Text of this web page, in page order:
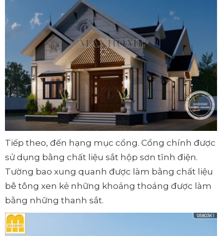
Tiếp theo, đến hạng mục cổng. Cổng chính được
sử dụng bằng chất liệu sắt hộp sơn tĩnh điện.
Tường bao xung quanh được làm bằng chất liệu
bê tông xen kẻ những khoảng thoáng được làm
bằng những thanh sắt.